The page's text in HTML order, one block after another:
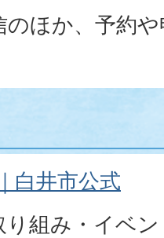
ほか、予約
白井市公式
組み・イベ